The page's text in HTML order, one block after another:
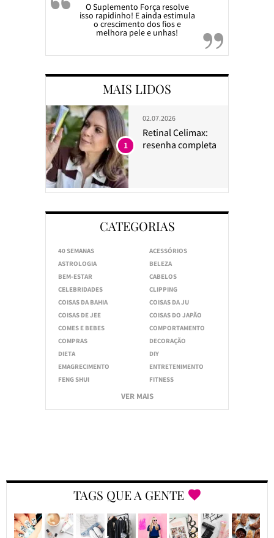
O Suplemento Força resolve
isso rapidinho! E ainda estimula
o crescimento dos fios e
melhora pele e unhas!
MAIS LIDOS
02.07.2026
Retinal Celimax:
resenha completa
1
CATEGORIAS
40 SEMANAS
ACESSÓRIOS
ASTROLOGIA
BELEZA
BEM-ESTAR
CABELOS
CELEBRIDADES
CLIPPING
COISAS DA BAHIA
COISAS DA JU
COISAS DE JEE
COISAS DO JAPÃO
COMES E BEBES
COMPORTAMENTO
COMPRAS
DECORAÇÃO
DIETA
DIY
EMAGRECIMENTO
ENTRETENIMENTO
FENG SHUI
FITNESS
VER MAIS
TAGS QUE A GENTE